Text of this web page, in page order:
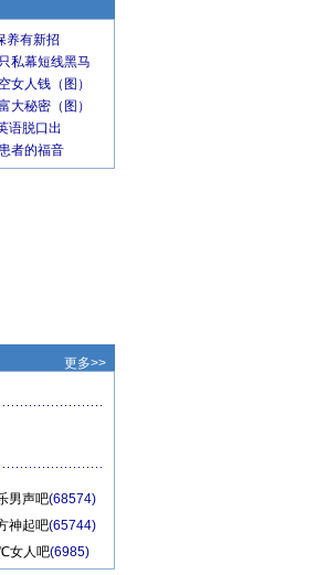
养有新招
私幕短线黑马
女人钱（图）
大秘密（图）
语脱口出
者的福音
更多>>
男声吧(68574)
神起吧(65744)
女人吧(6985)